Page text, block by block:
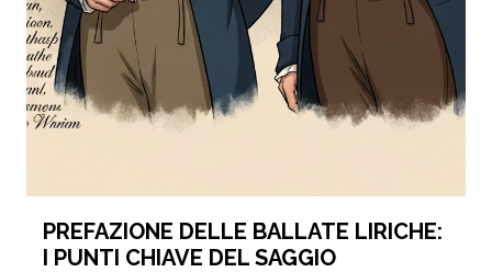
PREFAZIONE DELLE BALLATE LIRICHE:
I PUNTI CHIAVE DEL SAGGIO